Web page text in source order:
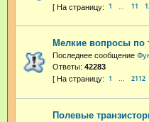
1 11
Мелкие вопросы по
Последнее сообщение
Ответы: 42283
1 … 2112
Полевые